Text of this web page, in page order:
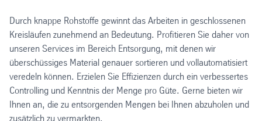
Durch knappe Rohstoffe gewinnt das Arbeiten in geschlossenen
Kreisläufen zunehmend an Bedeutung. Profitieren Sie daher von
unseren Services im Bereich Entsorgung, mit denen wir
überschüssiges Material genauer sortieren und vollautomatisiert
veredeln können. Erzielen Sie Effizienzen durch ein verbessertes
Controlling und Kenntnis der Menge pro Güte. Gerne bieten wir
Ihnen an, die zu entsorgenden Mengen bei Ihnen abzuholen und
zusätzlich zu vermarkten.